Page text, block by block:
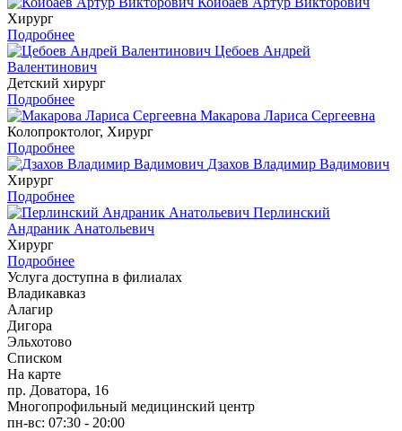
Хирург
Подробнее
Цебоев Андрей
Валентинович
Детский хирург
Подробнее
Макарова Лариса Сергеевна
Колопроктолог, Хирург
Подробнее
Дзахов Владимир Вадимович
Хирург
Подробнее
Перлинский
Андраник Анатольевич
Хирург
Подробнее
Услуга доступна в филиалах
Владикавказ
Алагир
Дигора
Эльхотово
Списком
На карте
пр. Доватора, 16
Многопрофильный медицинский центр
пн-вс: 07:30 - 20:00